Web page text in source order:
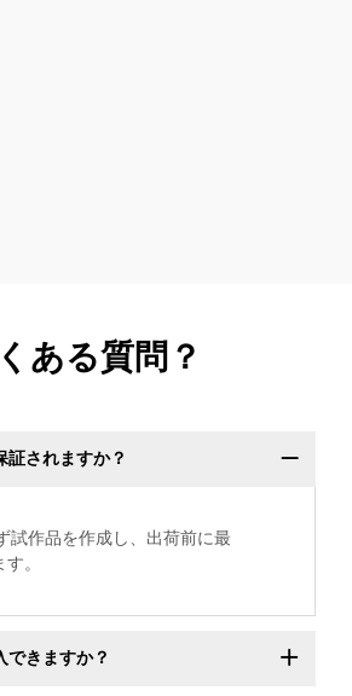
ある質問？
証されますか？
試作品を作成し、出荷前に最
。
できますか？